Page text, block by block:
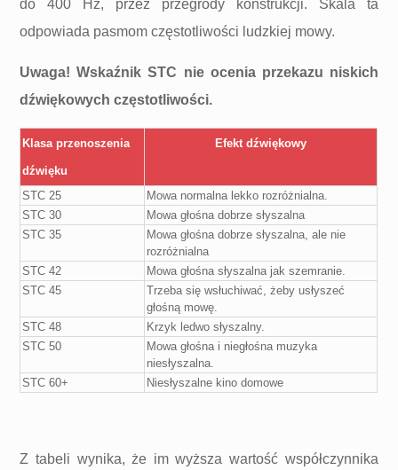
do 400 Hz, przez przegrody konstrukcji. Skala ta
odpowiada pasmom częstotliwości ludzkiej mowy.
Uwaga! Wskaźnik STC nie ocenia przekazu niskich
dźwiękowych częstotliwości.
Klasa przenoszenia
dźwięku
Efekt dźwiękowy
STC 25
Mowa normalna lekko rozróżnialna.
STC 30
Mowa głośna dobrze słyszalna
STC 35
Mowa głośna dobrze słyszalna, ale nie
rozróżnialna
STC 42
Mowa głośna słyszalna jak szemranie.
STC 45
Trzeba się wsłuchiwać, żeby usłyszeć
głośną mowę.
STC 48
Krzyk ledwo słyszalny.
STC 50
Mowa głośna i niegłośna muzyka
niesłyszalna.
STC 60+
Niesłyszalne kino domowe
Z tabeli wynika, że im wyższa wartość współczynnika